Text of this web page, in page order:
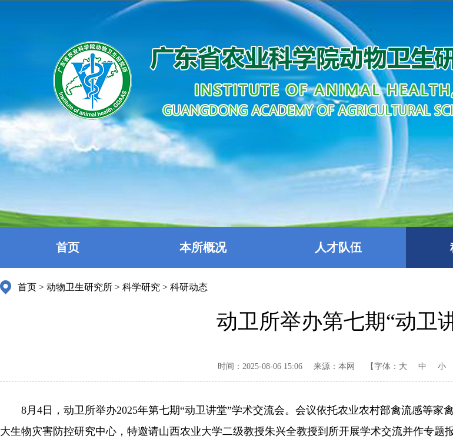
首页 本所概况 人才队伍
首页 > 动物卫生研究所 > 科学研究 > 科研动态
动卫所举办第七期“动卫
时间：2025-08-06 15:06 来源：本网 【字体： 大 中 小
8月4日，动卫所举办2025年第七期“动卫讲堂”学术交流会。会议依托农业农村部禽流感等
大生物灾害防控研究中心，特邀请山西农业大学二级教授朱兴全教授到所开展学术交流并作专